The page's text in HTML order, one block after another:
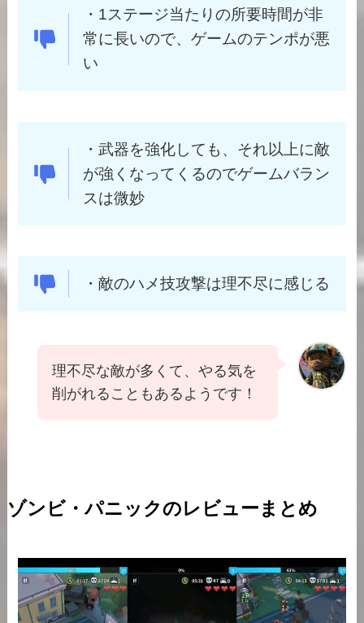
・1ステージ当たりの所要時間が非
常に長いので、ゲームのテンポが悪
い
・武器を強化しても、それ以上に敵
が強くなってくるのでゲームバラン
スは微妙
・敵のハメ技攻撃は理不尽に感じる
理不尽な敵が多くて、やる気を
削がれることもあるようです！
ゾンビ・パニックのレビューまとめ